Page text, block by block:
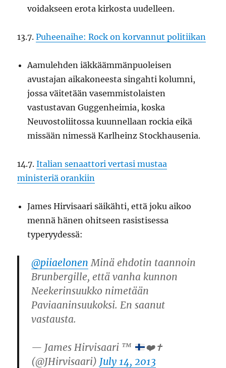
voidakseen erota kirkosta uudelleen.
13.7.Puheenaihe: Rock on korvannut politiikan
Aamulehden iäkkäämmänpuoleisen
avustajan aikakoneesta singahti kolumni,
jossa väitetään vasemmistolaisten
vastustavan Guggenheimia, koska
Neuvostoliitossa kuunnellaan rockia eikä
missään nimessä Karlheinz Stockhausenia.
14.7.Italian senaattori vertasi mustaa
ministeriä orankiin
James Hirvisaari säikähti, että joku aikoo
mennä hänen ohitseen rasistisessa
typeryydessä:
@piiaelonen Minä ehdotin taannoin
Brunbergille, että vanha kunnon
Neekerinsuukko nimetään
Paviaaninsuukoksi. En saanut
vastausta.
— James Hirvisaari ™ ❤️✝️
(@JHirvisaari) July 14, 2013